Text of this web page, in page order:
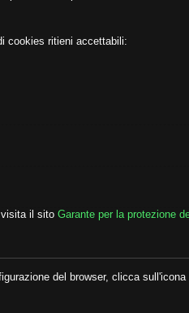
cookies ritieni accettabili:
il sito Garante per la protezione
del browser, clicca sull'icona